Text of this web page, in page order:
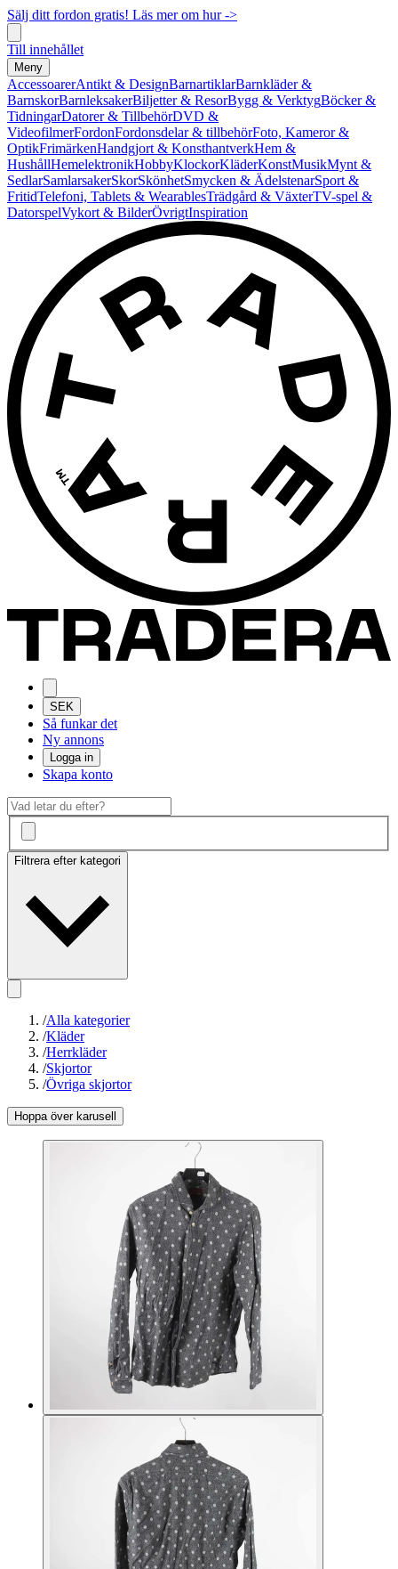
Sälj ditt fordon gratis! Läs mer om hur ->
Till innehållet
Meny
AccessoarerAntikt & DesignBarnartiklarBarnkläder &
BarnskorBarnleksakerBiljetter & ResorBygg & VerktygBöcker &
TidningarDatorer & TillbehörDVD &
VideofilmerFordonFordonsdelar & tillbehörFoto, Kameror &
OptikFrimärkenHandgjort & KonsthantverkHem &
HushållHemelektronikHobbyKlockorKläderKonstMusikMynt &
SedlarSamlarsakerSkorSkönhetSmycken & ÄdelstenarSport &
FritidTelefoni, Tablets & WearablesTrädgård & VäxterTV-spel &
DatorspelVykort & BilderÖvrigtInspiration
SEK
Så funkar det
Ny annons
Logga in
Skapa konto
Filtrera efter kategori
/Alla kategorier
/Kläder
/Herrkläder
/Skjortor
/Övriga skjortor
Hoppa över karusell